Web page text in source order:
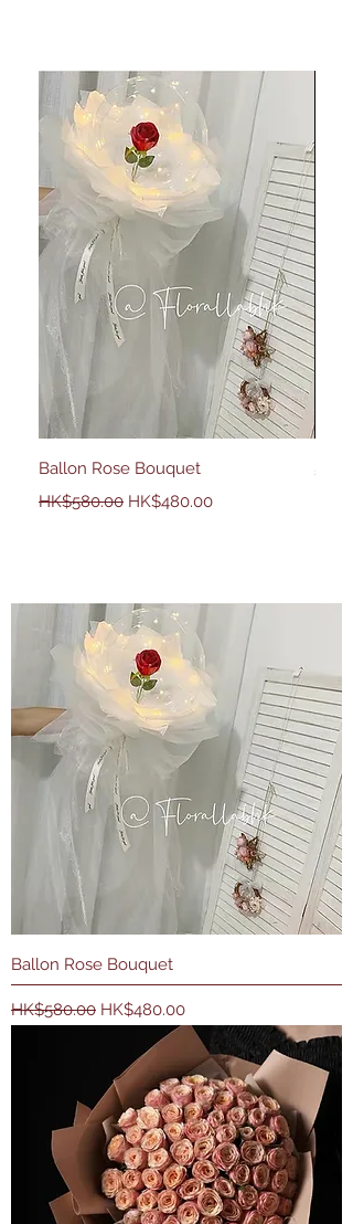
Ballon Rose Bouquet
一般價格
HK$580.00 促銷價格
HK$480.00
Ballon Rose Bouquet
一般價格
HK$580.00 促銷價格
HK$480.00